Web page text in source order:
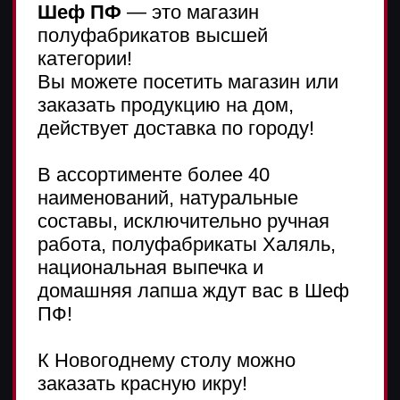
Нечкәбил!
ассортименте представлены
необыкновенные кулинарные
17а/1 зяб.
Набережные челны